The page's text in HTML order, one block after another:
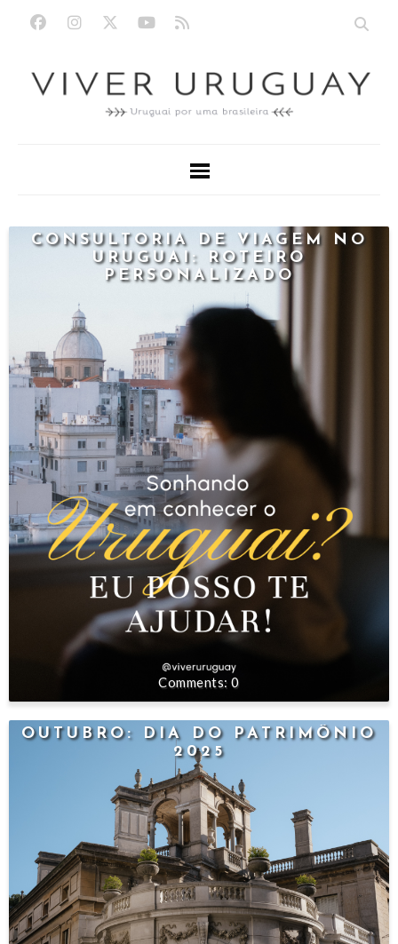
CONSULTORIA DE VIAGEM NO
URUGUAI: ROTEIRO
PERSONALIZADO
0
OUTUBRO: DIA DO PATRIMÔNIO
2025